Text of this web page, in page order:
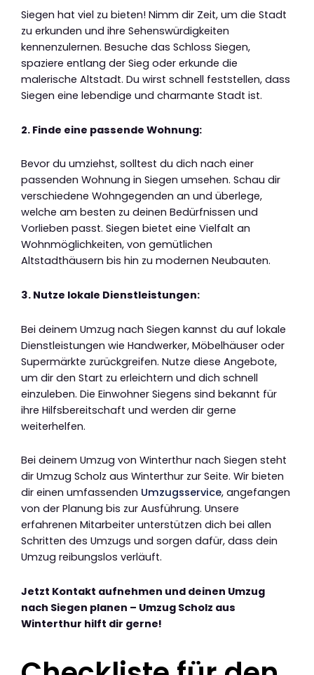
Siegen hat viel zu bieten! Nimm dir Zeit, um die Stadt
zu erkunden und ihre Sehenswürdigkeiten
kennenzulernen. Besuche das Schloss Siegen,
spaziere entlang der Sieg oder erkunde die
malerische Altstadt. Du wirst schnell feststellen, dass
Siegen eine lebendige und charmante Stadt ist.
2. Finde eine passende Wohnung:
Bevor du umziehst, solltest du dich nach einer
passenden Wohnung in Siegen umsehen. Schau dir
verschiedene Wohngegenden an und überlege,
welche am besten zu deinen Bedürfnissen und
Vorlieben passt. Siegen bietet eine Vielfalt an
Wohnmöglichkeiten, von gemütlichen
Altstadthäusern bis hin zu modernen Neubauten.
3. Nutze lokale Dienstleistungen:
Bei deinem Umzug nach Siegen kannst du auf lokale
Dienstleistungen wie Handwerker, Möbelhäuser oder
Supermärkte zurückgreifen. Nutze diese Angebote,
um dir den Start zu erleichtern und dich schnell
einzuleben. Die Einwohner Siegens sind bekannt für
ihre Hilfsbereitschaft und werden dir gerne
weiterhelfen.
Bei deinem Umzug von Winterthur nach Siegen steht
dir Umzug Scholz aus Winterthur zur Seite. Wir bieten
dir einen umfassenden Umzugsservice, angefangen
von der Planung bis zur Ausführung. Unsere
erfahrenen Mitarbeiter unterstützen dich bei allen
Schritten des Umzugs und sorgen dafür, dass dein
Umzug reibungslos verläuft.
Jetzt Kontakt aufnehmen und deinen Umzug
nach Siegen planen – Umzug Scholz aus
Winterthur hilft dir gerne!